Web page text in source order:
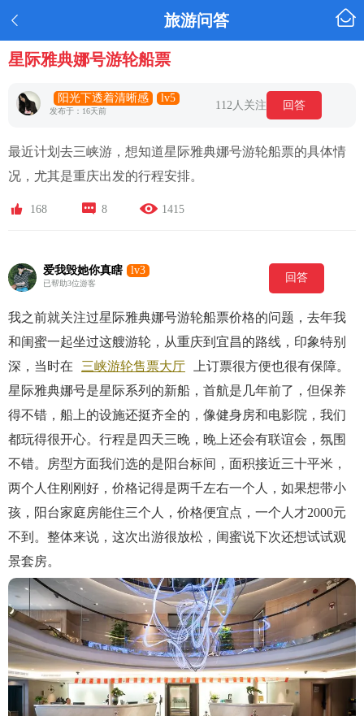
 旅游问答 
星际雅典娜号游轮船票
阳光下透着清晰感 lv5
发布于：16天前 112人关注 回答
最近计划去三峡游，想知道星际雅典娜号游轮船票的具体情
况，尤其是重庆出发的行程安排。
 168  8  1415
爱我毁她你真瞎 lv3
已帮助3位游客 回答
我之前就关注过星际雅典娜号游轮船票价格的问题，去年我
和闺蜜一起坐过这艘游轮，从重庆到宜昌的路线，印象特别
深，当时在
三峡游轮售票大厅
上订票很方便也很有保障。
星际雅典娜号是星际系列的新船，首航是几年前了，但保养
得不错，船上的设施还挺齐全的，像健身房和电影院，我们
都玩得很开心。行程是四天三晚，晚上还会有联谊会，氛围
不错。房型方面我们选的是阳台标间，面积接近三十平米，
两个人住刚刚好，价格记得是两千左右一个人，如果想带小
孩，阳台家庭房能住三个人，价格便宜点，一个人才2000元
不到。整体来说，这次出游很放松，闺蜜说下次还想试试观
景套房。